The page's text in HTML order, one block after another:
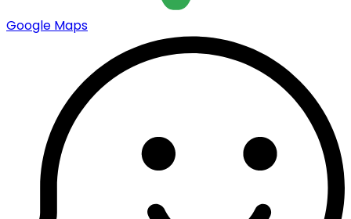
Google Maps